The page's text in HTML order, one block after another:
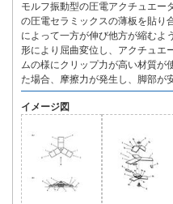
モルフ振動型の圧電アクチュエー
の圧電セラミックスの薄板を貼り
によって一方が伸び他方が縮むよ
形により屈曲変位し、アクチュエ
ムの様にクリップ力が高い材質が
た場合、摩擦力が発生し、脚部が
イメージ図